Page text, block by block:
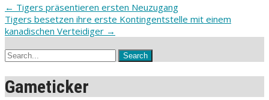
← Tigers präsentieren ersten Neuzugang
Tigers besetzen ihre erste Kontingentstelle mit einem
kanadischen Verteidiger →
Gameticker